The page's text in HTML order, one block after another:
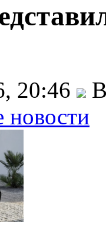
20:46